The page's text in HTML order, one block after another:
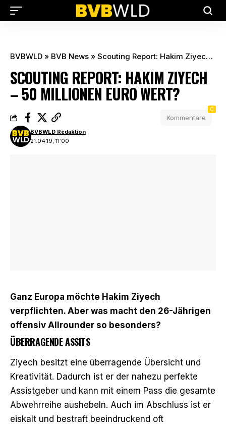
BVBWLD » BVB News » Scouting Report: Hakim Ziyech – 50 Millionen Euro Wert?
SCOUTING REPORT: HAKIM ZIYECH
– 50 MILLIONEN EURO WERT?
21.04.19, 11:00
BVBWLD Redaktion
Kommentare
0
Ganz Europa möchte Hakim Ziyech
verpflichten. Aber was macht den 26-Jährigen
offensiv Allrounder so besonders?
ÜBERRAGENDE ASSITS
Ziyech besitzt eine überragende Übersicht und
Kreativität. Dadurch ist er der nahezu perfekte
Assistgeber und kann mit einem Pass die gesamte
Abwehrreihe aushebeln. Auch im Abschluss ist er
eiskalt und bestraft beeindruckend oft